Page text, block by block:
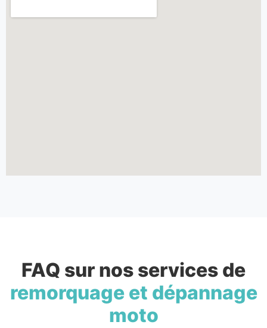
FAQ sur nos services de
remorquage et dépannage
moto